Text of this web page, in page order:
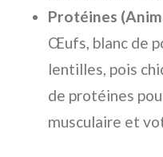
Protéines
Œufs, blanc de
lentilles, pois
de protéines
musculaire et